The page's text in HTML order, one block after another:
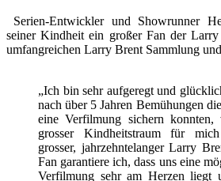
Serien-Entwickler und Showrunner
seiner Kindheit ein großer Fan der
umfangreichen Larry Brent Sammlung
„Ich bin sehr aufgeregt und
nach über 5 Jahren Bemühungen
eine Verfilmung sichern konnten,
grosser Kindheitstraum für
grosser, jahrzehntelanger Larry
Fan garantiere ich, dass uns eine
Verfilmung sehr am Herzen liegt